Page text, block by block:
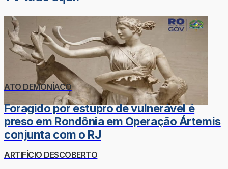
ATO DEMONÍACO
Foragido por estupro de vulnerável é
preso em Rondônia em Operação Ártemis
conjunta com o RJ
ARTIFÍCIO DESCOBERTO